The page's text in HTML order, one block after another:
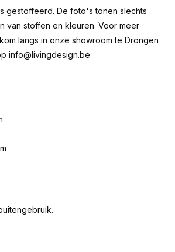
gestoffeerd. De foto's tonen slechts
van stoffen en kleuren. Voor meer
langs in onze showroom te Drongen
info@livingdesign.be.